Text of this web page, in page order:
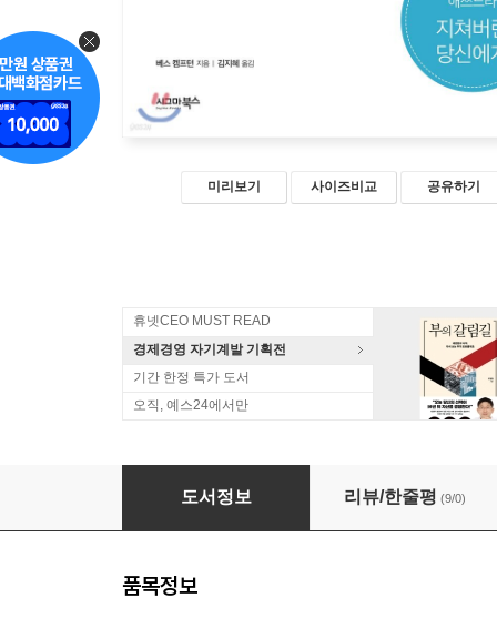
미리보기 사이즈비교 공유하기
휴넷CEO MUST READ
경제경영 자기계발 기획전
기간 한정 특가 도서
오직, 예스24에서만
스무 살 때는 있었고 지금은 없는 것
도서정보 리뷰/한줄평 (9/0)
품목정보